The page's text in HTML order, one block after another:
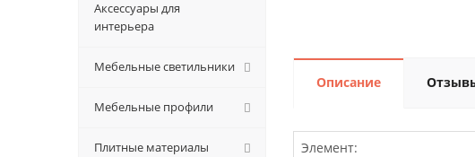
Описание
Элемент:
Аксессуары для
интерьера
Мебельные светильники
Мебельные профили
Плитные материалы